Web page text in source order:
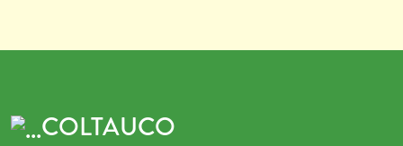
COLTAUCO